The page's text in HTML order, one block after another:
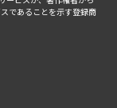
であることを示す登録商